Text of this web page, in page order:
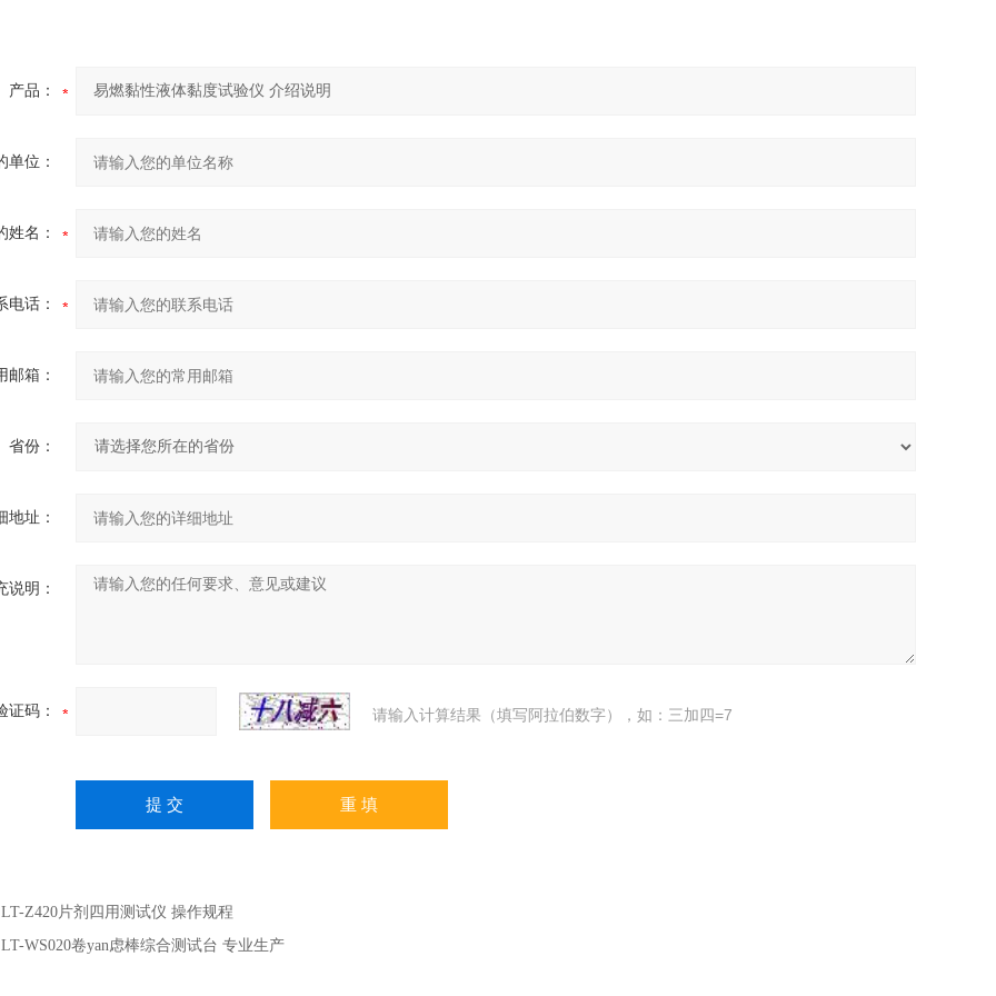
产品：
单位：
姓名：
电话：
邮箱：
省份：
地址：
说明：
证码： 请输入计算结果（填写阿拉伯数字），如：三加四=7
LT-Z420片剂四用测试仪 操作规程
LT-WS020卷yan虑棒综合测试台 专业生产